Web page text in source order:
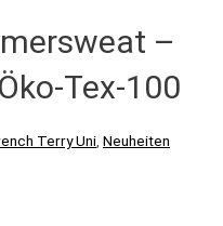
–
Tex-100
Terry Uni Neuheiten